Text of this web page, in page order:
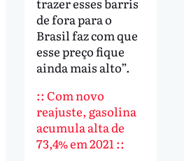
de fora para o
Brasil faz com que
esse preço fique
ainda mais alto”.
:: Com novo
reajuste, gasolina
acumula alta de
73,4% em 2021 ::